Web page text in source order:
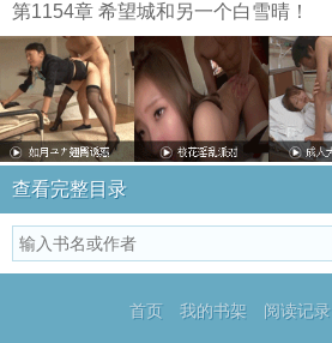
第1154章 希望城和另一个白雪晴！
查看完整目录
首页 我的书架 阅读记录